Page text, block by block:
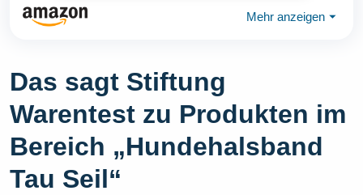
Mehr anzeigen ⏷
Das sagt Stiftung
Warentest zu Produkten im
Bereich „Hundehalsband
Tau Seil“